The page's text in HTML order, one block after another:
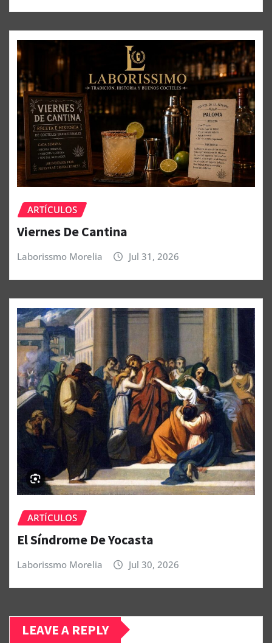
ARTÍCULOS
Viernes De Cantina
Laborissmo Morelia Jul 31, 2026
ARTÍCULOS
El Síndrome De Yocasta
Laborissmo Morelia Jul 30, 2026
LEAVE A REPLY